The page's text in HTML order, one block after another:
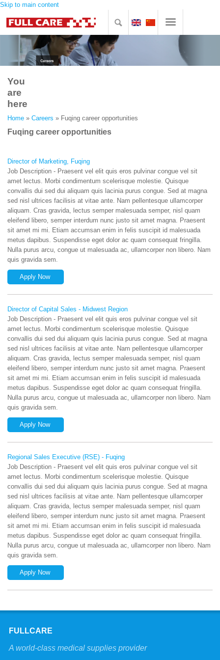
Skip to main content
You
are
here
Home » Careers » Fuqing career opportunities
Fuqing career opportunities
Director of Marketing, Fuqing
Job Description - Praesent vel elit quis eros pulvinar congue vel sit
amet lectus. Morbi condimentum scelerisque molestie. Quisque
convallis dui sed dui aliquam quis lacinia purus congue. Sed at magna
sed nisl ultrices facilisis at vitae ante. Nam pellentesque ullamcorper
aliquam. Cras gravida, lectus semper malesuada semper, nisl quam
eleifend libero, semper interdum nunc justo sit amet magna. Praesent
sit amet mi mi. Etiam accumsan enim in felis suscipit id malesuada
metus dapibus. Suspendisse eget dolor ac quam consequat fringilla.
Nulla purus arcu, congue ut malesuada ac, ullamcorper non libero. Nam
quis gravida sem.
Apply Now
Director of Capital Sales - Midwest Region
Job Description - Praesent vel elit quis eros pulvinar congue vel sit
amet lectus. Morbi condimentum scelerisque molestie. Quisque
convallis dui sed dui aliquam quis lacinia purus congue. Sed at magna
sed nisl ultrices facilisis at vitae ante. Nam pellentesque ullamcorper
aliquam. Cras gravida, lectus semper malesuada semper, nisl quam
eleifend libero, semper interdum nunc justo sit amet magna. Praesent
sit amet mi mi. Etiam accumsan enim in felis suscipit id malesuada
metus dapibus. Suspendisse eget dolor ac quam consequat fringilla.
Nulla purus arcu, congue ut malesuada ac, ullamcorper non libero. Nam
quis gravida sem.
Apply Now
Regional Sales Executive (RSE) - Fuqing
Job Description - Praesent vel elit quis eros pulvinar congue vel sit
amet lectus. Morbi condimentum scelerisque molestie. Quisque
convallis dui sed dui aliquam quis lacinia purus congue. Sed at magna
sed nisl ultrices facilisis at vitae ante. Nam pellentesque ullamcorper
aliquam. Cras gravida, lectus semper malesuada semper, nisl quam
eleifend libero, semper interdum nunc justo sit amet magna. Praesent
sit amet mi mi. Etiam accumsan enim in felis suscipit id malesuada
metus dapibus. Suspendisse eget dolor ac quam consequat fringilla.
Nulla purus arcu, congue ut malesuada ac, ullamcorper non libero. Nam
quis gravida sem.
Apply Now
FULLCARE
A world-class medical supplies provider